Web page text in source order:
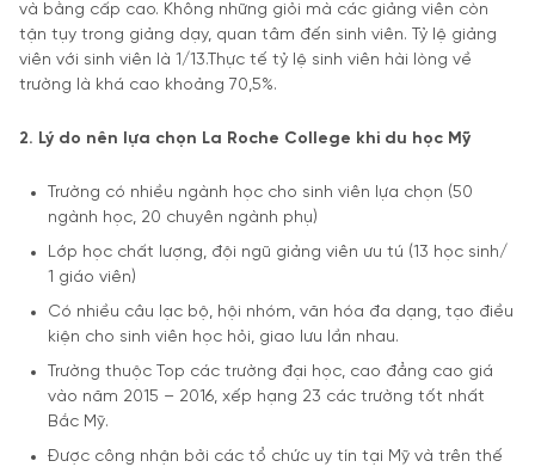
và bằng cấp cao. Không những giỏi mà các giảng viên còn
tận tụy trong giảng dạy, quan tâm đến sinh viên. Tỷ lệ giảng
viên với sinh viên là 1/13.Thực tế tỷ lệ sinh viên hài lòng về
trường là khá cao khoảng 70,5%.
2. Lý do nên lựa chọn La Roche College khi du học Mỹ
Trường có nhiều ngành học cho sinh viên lựa chọn (50
ngành học, 20 chuyên ngành phụ)
Lớp học chất lượng, đội ngũ giảng viên ưu tú (13 học sinh/
1 giáo viên)
Có nhiều câu lạc bộ, hội nhóm, văn hóa đa dạng, tạo điều
kiện cho sinh viên học hỏi, giao lưu lần nhau.
Trường thuộc Top các trường đại học, cao đẳng cao giá
vào năm 2015 – 2016, xếp hạng 23 các trường tốt nhất
Bắc Mỹ.
Được công nhận bởi các tổ chức uy tín tại Mỹ và trên thế